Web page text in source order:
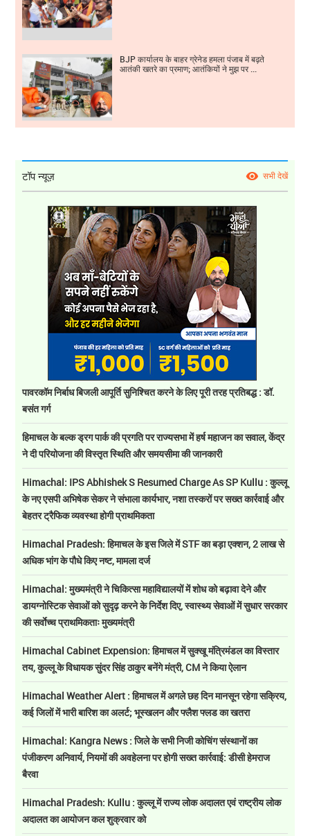
BJP कार्यालय के बाहर ग्रेनेड हमला पंजाब में बढ़ते
आतंकी खतरे का प्रमाण; आतंकियों ने मुझ पर ...
टॉप न्यूज़ सभी देखें
पावरकॉम निर्बाध बिजली आपूर्ति सुनिश्चित करने के लिए पूरी तरह प्रतिबद्ध : डॉ.
बसंत गर्ग
हिमाचल के बल्क ड्रग पार्क की प्रगति पर राज्यसभा में हर्ष महाजन का सवाल, केंद्र
ने दी परियोजना की विस्तृत स्थिति और समयसीमा की जानकारी
Himachal: IPS Abhishek S Resumed Charge As SP Kullu : कुल्लू
के नए एसपी अभिषेक सेकर ने संभाला कार्यभार, नशा तस्करों पर सख्त कार्रवाई और
बेहतर ट्रैफिक व्यवस्था होगी प्राथमिकता
Himachal Pradesh: हिमाचल के इस जिले में STF का बड़ा एक्शन, 2 लाख से
अधिक भांग के पौधे किए नष्ट, मामला दर्ज
Himachal: मुख्यमंत्री ने चिकित्सा महाविद्यालयों में शोध को बढ़ावा देने और
डायग्नोस्टिक सेवाओं को सुदृढ़ करने के निर्देश दिए, स्वास्थ्य सेवाओं में सुधार सरकार
की सर्वाेच्च प्राथमिकताः मुख्यमंत्री
Himachal Cabinet Expension: हिमाचल में सुक्खू मंत्रिमंडल का विस्तार
तय, कुल्लू के विधायक सुंदर सिंह ठाकुर बनेंगे मंत्री, CM ने किया ऐलान
Himachal Weather Alert : हिमाचल में अगले छह दिन मानसून रहेगा सक्रिय,
कई जिलों में भारी बारिश का अलर्ट; भूस्खलन और फ्लैश फ्लड का खतरा
Himachal: Kangra News : जिले के सभी निजी कोचिंग संस्थानों का
पंजीकरण अनिवार्य, नियमों की अवहेलना पर होगी सख्त कार्रवाई: डीसी हेमराज
बैरवा
Himachal Pradesh: Kullu : कुल्लू में राज्य लोक अदालत एवं राष्ट्रीय लोक
अदालत का आयोजन कल शुक्रवार को